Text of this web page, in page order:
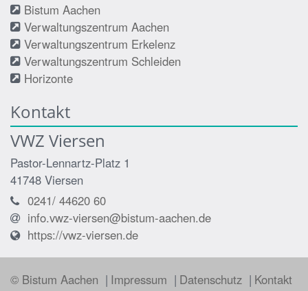
Bistum Aachen
Verwaltungszentrum Aachen
Verwaltungszentrum Erkelenz
Verwaltungszentrum Schleiden
Horizonte
Kontakt
VWZ Viersen
Pastor-Lennartz-Platz 1
41748 Viersen
0241/ 44620 60
info.vwz-viersen@bistum-aachen.de
https://vwz-viersen.de
© Bistum Aachen Impressum Datenschutz Kontakt